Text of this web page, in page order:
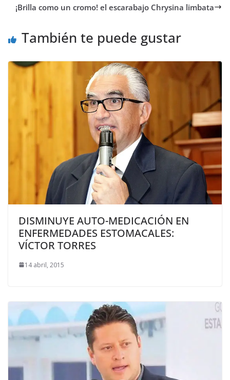
¡Brilla como un cromo! el escarabajo Chrysina limbata
También te puede gustar
DISMINUYE AUTO-MEDICACIÓN EN
ENFERMEDADES ESTOMACALES:
VÍCTOR TORRES
14 abril, 2015